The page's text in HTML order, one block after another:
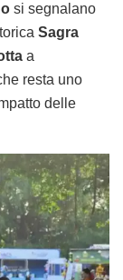
si segnalano
Sagra
a
resta uno
delle